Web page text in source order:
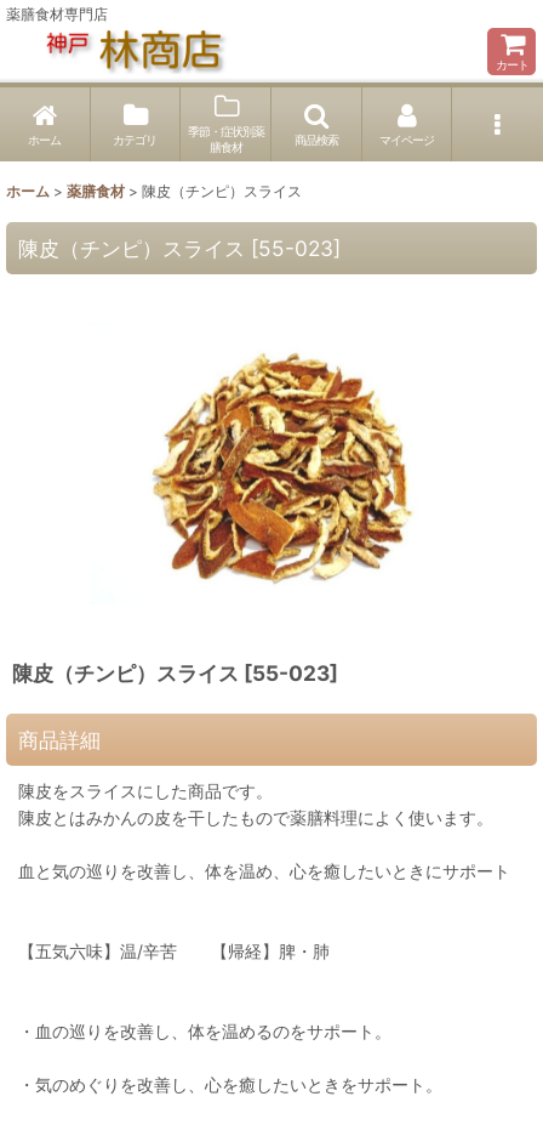
薬膳食材専門店
カート
ホーム カテゴリ
季節・症状別薬
膳食材
商品検索 マイページ
ホーム > 薬膳食材 > 陳皮（チンピ）スライス
陳皮（チンピ）スライス [55-023]
陳皮（チンピ）スライス [55-023]
商品詳細
陳皮をスライスにした商品です。
陳皮とはみかんの皮を干したもので薬膳料理によく使います。
血と気の巡りを改善し、体を温め、心を癒したいときにサポート
【五気六味】温/辛苦 【帰経】脾・肺
・血の巡りを改善し、体を温めるのをサポート。
・気のめぐりを改善し、心を癒したいときをサポート。